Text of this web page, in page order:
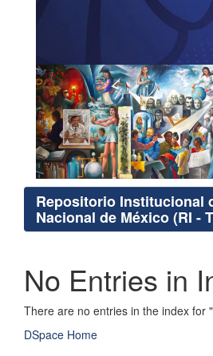
Repositorio Institucional
Nacional de México (RI -
No Entries in
There are no entries in the index for
DSpace Home